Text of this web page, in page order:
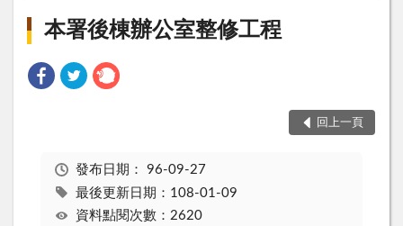
本署後棟辦公室整修工程
回上一頁
發布日期： 96-09-27
最後更新日期：108-01-09
資料點閱次數：2620